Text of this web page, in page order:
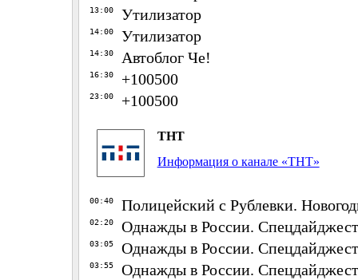
13:00 Утилизатор
14:00 Утилизатор
14:30 Автоблог Че!
16:30 +100500
23:00 +100500
ТНТ
Информация о канале «ТНТ»
00:40 Полицейский с Рублевки.
02:20 Однажды в России.
03:05 Однажды в России.
03:55 Однажды в России.